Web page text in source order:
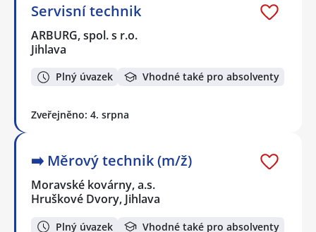
Servisní technik
ARBURG, spol. s r.o.
Jihlava
Plný úvazek Vhodné také pro absolventy
Zveřejněno: 4. srpna
➡️​ Měrový technik (m/ž)
Moravské kovárny, a.s.
Hruškové Dvory, Jihlava
Plný úvazek Vhodné také pro absolventy